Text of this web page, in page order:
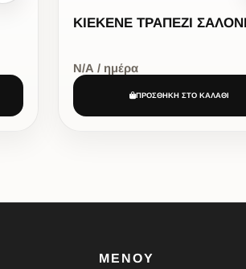
KIEKENE ΤΡΑΠΕΖΙ
Ν/Α / ημέρα
ΠΡΟΣΘΗΚΗ ΣΤΟ ΚΑΛΑΘΙ
ΜΕΝΟΥ